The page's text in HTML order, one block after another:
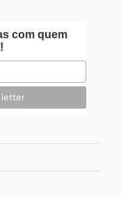
com quem